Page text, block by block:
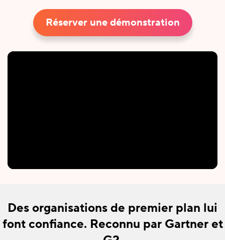
Réserver une démonstration
Des organisations de premier plan lui
font confiance. Reconnu par Gartner et